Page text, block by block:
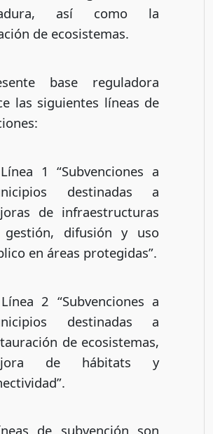
así como la
de ecosistemas.
base reguladora
las siguientes líneas de
1 “Subvenciones a
destinadas a
de infraestructuras
gestión, difusión y uso
en áreas protegidas”.
2 “Subvenciones a
destinadas a
de ecosistemas,
de hábitats y
de subvención son